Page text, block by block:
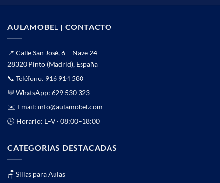
AULAMOBEL | CONTACTO
📍 Calle San José, 6 – Nave 24
28320 Pinto (Madrid), España
📞 Teléfono: 916 914 580
💬 WhatsApp: 629 530 323
✉️ Email: info@aulamobel.com
🕒 Horario: L–V · 08:00–18:00
CATEGORIAS DESTACADAS
🪑 Sillas para Aulas